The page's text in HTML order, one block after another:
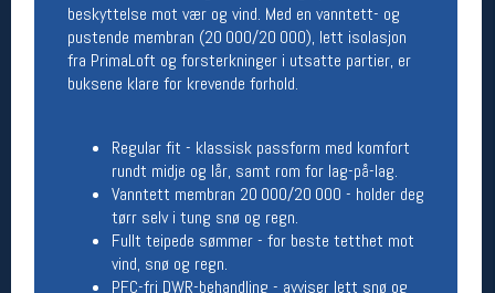
beskyttelse mot vær og vind. Med en vanntett- og
pustende membran (20 000/20 000), lett isolasjon
fra PrimaLoft og forsterkninger i utsatte partier, er
buksene klare for krevende forhold.
Regular fit - klassisk passform med komfort
rundt midje og lår, samt rom for lag-på-lag.
Vanntett membran 20 000/20 000 - holder deg
tørr selv i tung snø og regn.
Fullt teipede sømmer - for beste tetthet mot
vind, snø og regn.
PFC-fri DWR-behandling - avviser lett snø og
Åpningstider butikk
Man-Fredag:
11-18
Lørdag:
11-16
Team Oslo Sportslager
Magasinet
Medlemstilbud og aktiviteter
MELD DEG INN GRATIS